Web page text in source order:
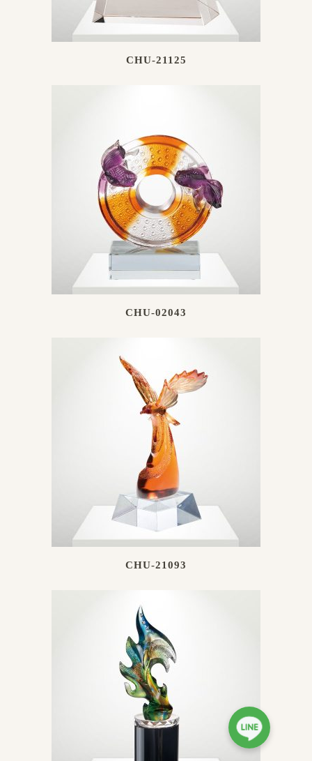
CHU-21125
CHU-02043
CHU-21093